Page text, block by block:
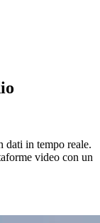
dati in tempo reale.
video con un